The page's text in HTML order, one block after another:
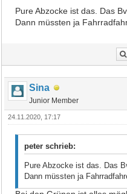
Pure Abzocke ist das. Das
Dann müssten ja
Sina
Junior Member
24.11.2020, 17:17
peter schrieb:
Pure Abzocke ist das. Das
Dann müssten ja